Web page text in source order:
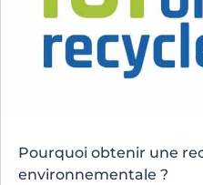
Pourquoi obtenir une
environnementale ?